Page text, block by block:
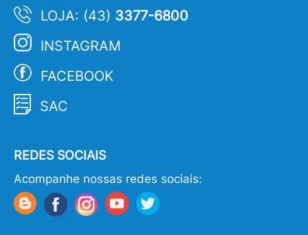
LOJA: (43) 3377-6800
INSTAGRAM
FACEBOOK
SAC
REDES SOCIAIS
Acompanhe nossas redes sociais: